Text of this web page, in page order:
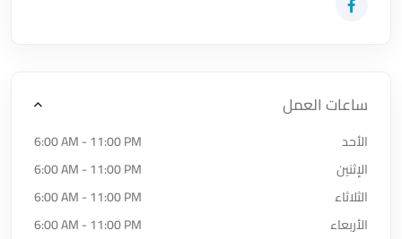
زيارة حساب المتجر على Facebook-f
ساعات العمل
الأحد
6:00 AM - 11:00 PM
الإثنين
6:00 AM - 11:00 PM
الثلاثاء
6:00 AM - 11:00 PM
الأربعاء
6:00 AM - 11:00 PM